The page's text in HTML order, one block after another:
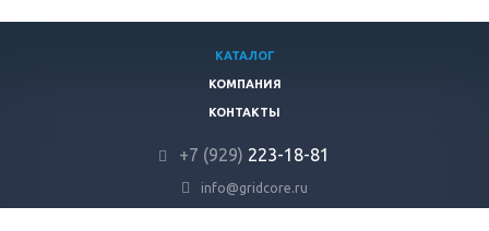
КАТАЛОГ
КОМПАНИЯ
КОНТАКТЫ
+7 (929) 223-18-81
info@gridcore.ru